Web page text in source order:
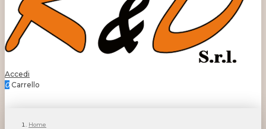
Accedi
0 Carrello
Home